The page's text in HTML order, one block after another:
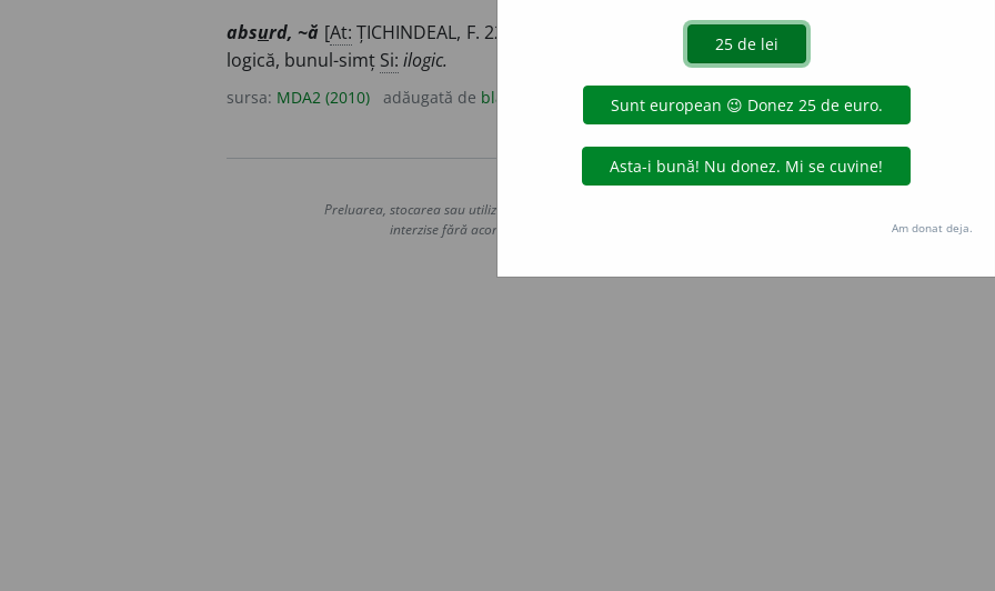
absurd, ~ă [At: ȚICHINDEAL, F. 224 / absurde, lat absurdus
(într-
logică, bunul-simț Si: ilogic.
sursa: MDA2 (2010) adăugată de blaurb.
Copyright © 2004-2026 dexonline (https://dexonline.ro)
Preluarea, stocarea sau utilizarea datelor de pe acest site, inclusiv prin orice metode de extragere automată
interzise fără acordul nostru prealabil scris, cu excepția seturilor de date oferite oficial spre utilizare
Am donat deja.